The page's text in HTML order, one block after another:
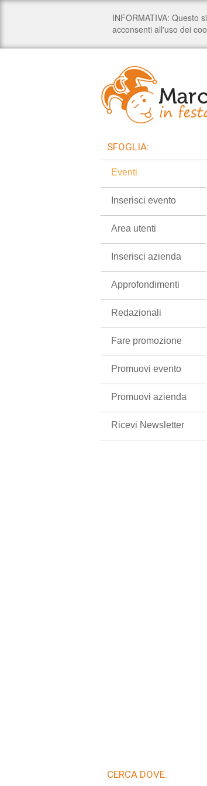
SFOGLIA:
Eventi
Inserisci evento
Area utenti
Inserisci azienda
Approfondimenti
Redazionali
Fare promozione
Promuovi evento
Promuovi azienda
Ricevi Newsletter
CERCA DOVE: